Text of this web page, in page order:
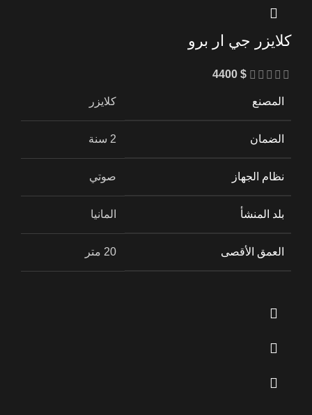
كلايزر جي ار برو
4400 $
المصنع كلايزر
الضمان 2 سنة
نظام الجهاز صوتي
بلد المنشأ المانيا
العمق الأقصى 20 متر